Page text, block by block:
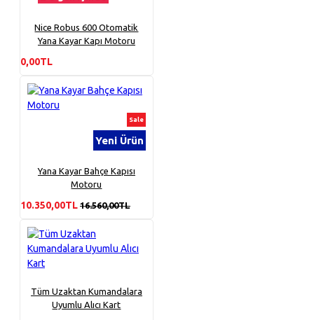
Nice Robus 600 Otomatik
Yana Kayar Kapı Motoru
0,00TL
Sale
Yeni Ürün
Yana Kayar Bahçe Kapısı
Motoru
10.350,00TL 16.560,00TL
Tüm Uzaktan Kumandalara
Uyumlu Alıcı Kart